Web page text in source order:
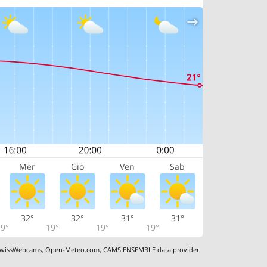
Mer Gio Ven Sab
32°
19°
32°
19°
31°
19°
31°
,Open-Meteo.com,CAMS ENSEMBLE data provider